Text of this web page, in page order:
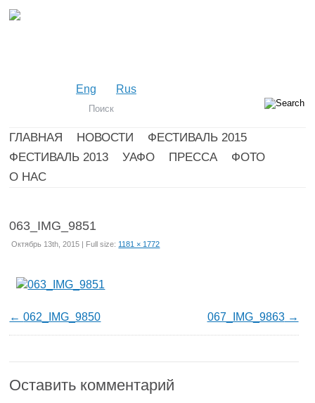
Eng Rus
ГЛАВНАЯ НОВОСТИ
ФЕСТИВАЛЬ 2015
ФЕСТИВАЛЬ 2013
УАФО ПРЕССА
ФОТО
О НАС
063_IMG_9851
Октябрь 13th, 2015 | Full size: 1181 × 1772
062_IMG_9850 067_IMG_9863
Оставить комментарий